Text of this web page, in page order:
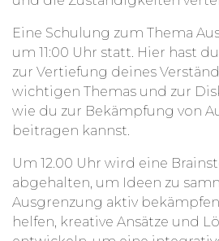
Eine Schulung zum Thema
um 11:00 Uhr statt. Hier hast
zur Vertiefung deines
wichtigen Themas und zur
wie du zur Bekämpfung von
beitragen kannst.
Um 12.00 Uhr wird eine
abgehalten, um Ideen zu
Ausgrenzung aktiv
helfen, kreative Ansätze und